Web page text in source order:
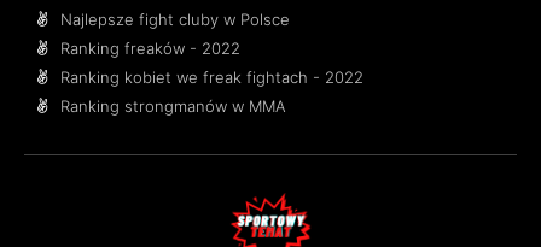
Najlepsze fight cluby w Polsce
Ranking freaków - 2022
Ranking kobiet we freak fightach - 2022
Ranking strongmanów w MMA